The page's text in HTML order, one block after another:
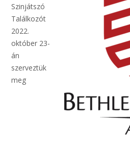
Szinjátszó
Találkozót
2022.
október 23-
án
szerveztük
meg